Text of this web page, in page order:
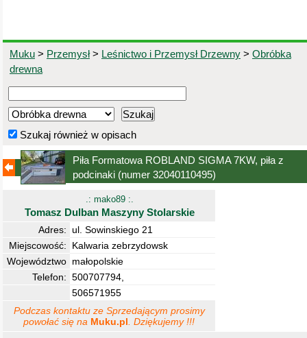
Muku > Przemysł> Leśnictwo i Przemysł Drzewny > Obróbka
drewna
Szukaj również w opisach
Piła Formatowa ROBLAND SIGMA 7KW, piła z
podcinaki (numer 32040110495)
.: mako89 :.
Tomasz Dulban Maszyny Stolarskie
Adres: ul. Sowinskiego 21
Miejscowość:
Kalwaria zebrzydowsk
Województwo małopolskie
Telefon: 500707794,
506571955
Podczas kontaktu ze Sprzedającym prosimy
powołać się na Muku.pl . Dziękujemy !!!